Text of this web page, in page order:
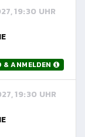
19:30 UHR
& ANMELDEN
19:30 UHR